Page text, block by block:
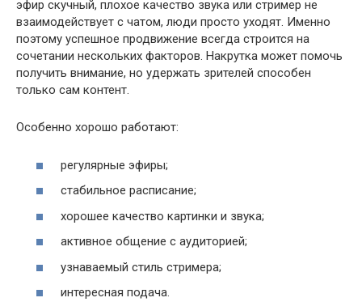
эфир скучный, плохое качество звука или стример не
взаимодействует с чатом, люди просто уходят. Именно
поэтому успешное продвижение всегда строится на
сочетании нескольких факторов. Накрутка может помочь
получить внимание, но удержать зрителей способен
только сам контент.
Особенно хорошо работают:
регулярные эфиры;
стабильное расписание;
хорошее качество картинки и звука;
активное общение с аудиторией;
узнаваемый стиль стримера;
интересная подача.